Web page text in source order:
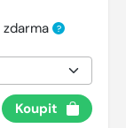
?
Koupit